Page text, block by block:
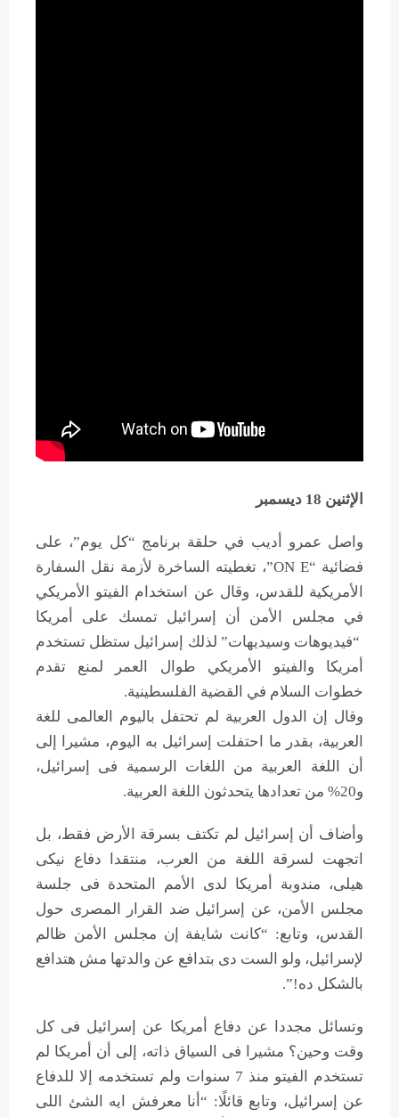
الإثنين 18 ديسمبر
واصل عمرو أديب في حلقة برنامج “كل يوم”، على
فضائية “ON E”، تغطيته الساخرة لأزمة نقل السفارة
الأمريكية للقدس، وقال عن استخدام الفيتو الأمريكي
في مجلس الأمن أن إسرائيل تمسك على أمريكا
“فيديوهات وسيديهات” لذلك إسرائيل ستظل تستخدم
أمريكا والفيتو الأمريكي طوال العمر لمنع تقدم
خطوات السلام في القضية الفلسطينية.
وقال إن الدول العربية لم تحتفل باليوم العالمى للغة
العربية، بقدر ما احتفلت إسرائيل به اليوم، مشيرا إلى
أن اللغة العربية من اللغات الرسمية فى إسرائيل،
و20% من تعدادها يتحدثون اللغة العربية.
وأضاف أن إسرائيل لم تكتف بسرقة الأرض فقط، بل
اتجهت لسرقة اللغة من العرب، منتقدا دفاع نيكى
هيلى، مندوبة أمريكا لدى الأمم المتحدة فى جلسة
مجلس الأمن، عن إسرائيل ضد القرار المصرى حول
القدس، وتابع: “كانت شايفة إن مجلس الأمن ظالم
لإسرائيل، ولو الست دى بتدافع عن والدتها مش هتدافع
بالشكل ده!”.
وتسائل مجددا عن دفاع أمريكا عن إسرائيل فى كل
وقت وحين؟ مشيرا فى السياق ذاته، إلى أن أمريكا لم
تستخدم الفيتو منذ 7 سنوات ولم تستخدمه إلا للدفاع
عن إسرائيل، وتابع قائلًا: “أنا معرفش ايه الشئ اللى